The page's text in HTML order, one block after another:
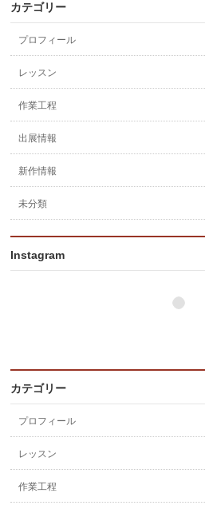
カテゴリー
プロフィール
レッスン
作業工程
出展情報
新作情報
未分類
Instagram
カテゴリー
プロフィール
レッスン
作業工程